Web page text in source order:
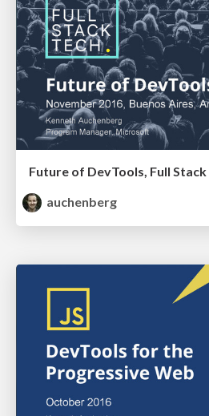
auchenberg